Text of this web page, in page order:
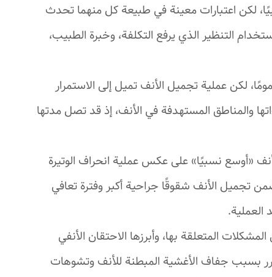
لكن اعتبارات معينة في طبيعة كل منهما تحدث
التنظير الذي يرفع التكلفة، وخبرة الطبيب،
30-90 دقيقة عمومًا، لكن عملية تجميل الأنف تميل إلى الاستمرار
والمناطق المستهدفة في الأنف، إذ قد تصل مدتها
«أوسع نسبيًا» على عكس عملية انحراف الوتيرة
تجميل الأنف شقوقًا جراحية أكبر وفترة تعافي
العملية.
المتعلقة بها، وأبرزها الاحتقان الأنفي
بسبب جفاف الأغشية المبطنة للأنف وتشوهات